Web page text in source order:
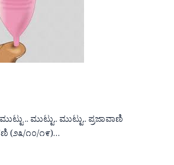
.. ಮುಟ್ಟು.. ಮುಟ್ಟು.. ಪ್ರಜಾವಾಣಿ
(೨೩/೧೦/೧೯)…